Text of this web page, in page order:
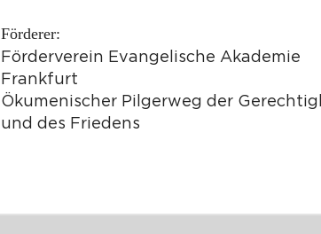
Förderer:
Förderverein Evangelische Akademie
Frankfurt
Ökumenischer Pilgerweg der
und des Friedens